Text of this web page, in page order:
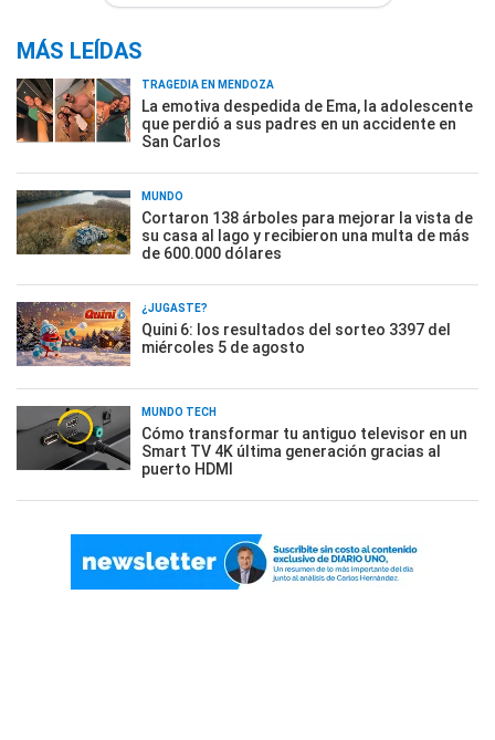
MÁS LEÍDAS
TRAGEDIA EN MENDOZA
La emotiva despedida de Ema, la adolescente
que perdió a sus padres en un accidente en
San Carlos
MUNDO
Cortaron 138 árboles para mejorar la vista de
su casa al lago y recibieron una multa de más
de 600.000 dólares
¿JUGASTE?
Quini 6: los resultados del sorteo 3397 del
miércoles 5 de agosto
MUNDO TECH
Cómo transformar tu antiguo televisor en un
Smart TV 4K última generación gracias al
puerto HDMI